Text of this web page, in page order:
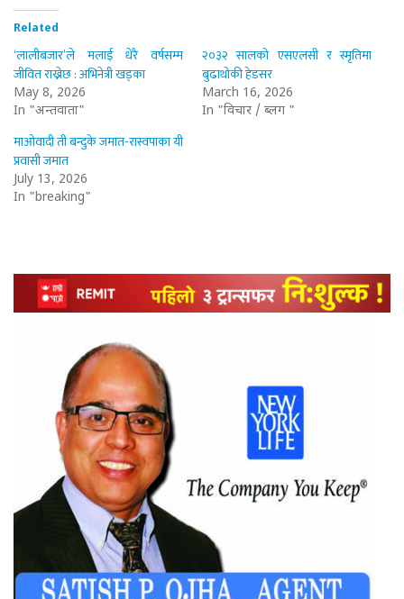
Related
‘लालीबजार’ले मलाई धेरै वर्षसम्म
जीवित राख्नेछ : अभिनेत्री खड्का
May 8, 2026
In "अन्तर्वार्ता"
२०३२ सालको एसएलसी र स्मृतिमा
बुढाथोकी हेडसर
March 16, 2026
In "विचार / ब्लग "
माओवादी ती बन्दुके जमात-रास्वपाका यी
प्रवासी जमात
July 13, 2026
In "breaking"